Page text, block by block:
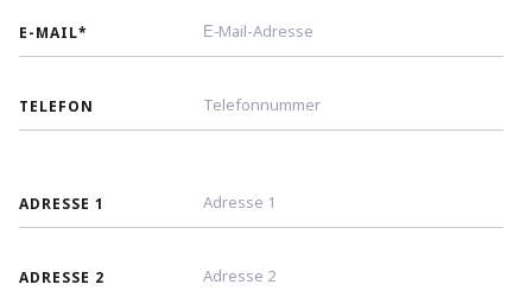
E-MAIL*
TELEFON
ADRESSE 1
ADRESSE 2